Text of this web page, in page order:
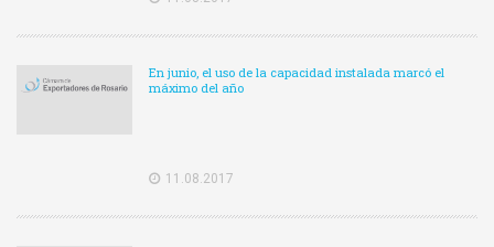
En junio, el uso de la capacidad instalada marcó el
máximo del año
11.08.2017